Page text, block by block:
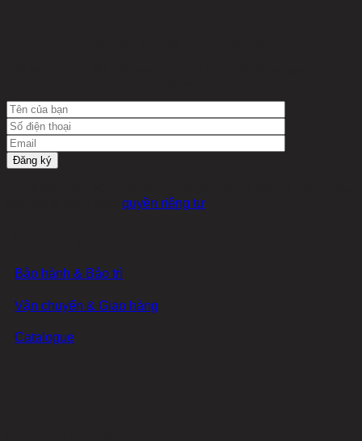
quyền riêng tư
Bảo hành & Bảo trì
Vận chuyển & Giao hàng
Catalogue